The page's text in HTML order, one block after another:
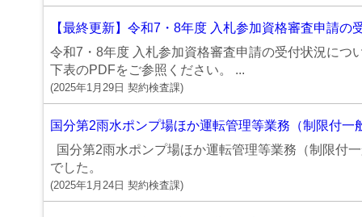
【最終更新】令和7・8年度 入札参加資格審査申請の
令和7・8年度 入札参加資格審査申請の受付状況につ
下表のPDFをご参照ください。 ...
(2025年1月29日 契約検査課)
国分第2雨水ポンプ場ほか運転管理等業務（制限付
国分第2雨水ポンプ場ほか運転管理等業務（制限付
でした。
(2025年1月24日 契約検査課)